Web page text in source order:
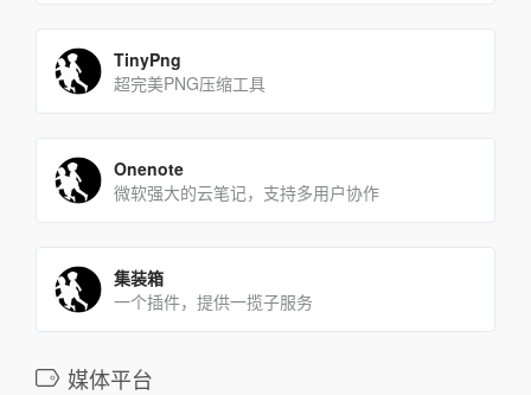
TinyPng
超完美PNG压缩工具
Onenote
微软强大的云笔记，支持多用户协作
集装箱
一个插件，提供一揽子服务
媒体平台